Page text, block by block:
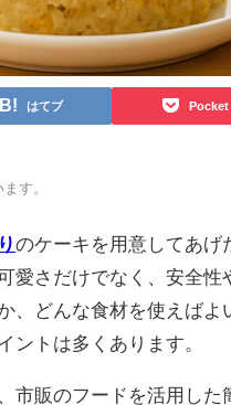
はてブ Pocket
す。
のケーキを用意してあげ
愛さだけでなく、安全性
、どんな食材を使えばよ
ントは多くあります。
市販のフードを活用した